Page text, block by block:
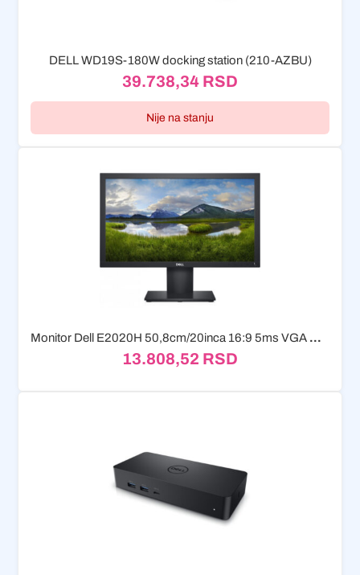
DELL WD19S-180W docking station (210-AZBU)
39.738,34 RSD
Nije na stanju
Monitor Dell E2020H 50,8cm/20inca 16:9 5ms VGA DisplayPort VESA HD+...
13.808,52 RSD